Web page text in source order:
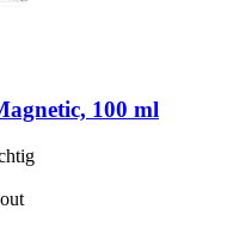
100 ml